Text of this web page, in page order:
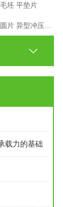
坯 平垫片
型冲压件 聊城
载力的基础